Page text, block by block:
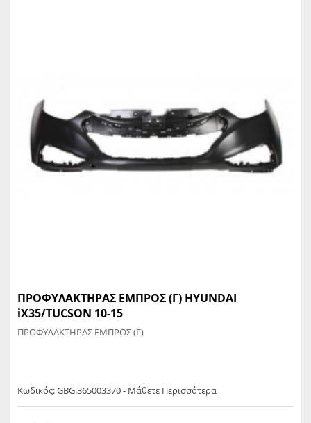
ΠΡΟΦΥΛΑΚΤΗΡΑΣ ΕΜΠΡΟΣ (Γ) HYUNDAI
iX35/TUCSON 10-15
ΠΡΟΦΥΛΑΚΤΗΡΑΣ ΕΜΠΡΟΣ (Γ)
Κωδικός: GBG.365003370 - Μάθετε Περισσότερα